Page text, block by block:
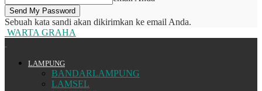
Sebuah kata sandi akan dikirimkan ke email Anda.
WARTA GRAHA
LAMPUNG
BANDARLAMPUNG
LAMSEL